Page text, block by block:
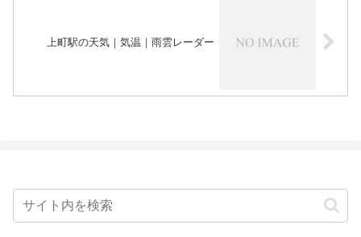
上町駅の天気｜気温｜雨雲レーダー